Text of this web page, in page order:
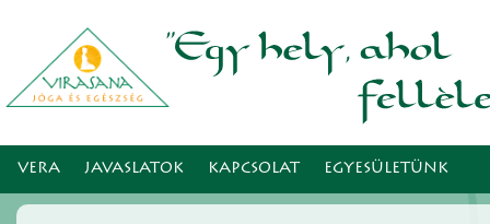
VERA JAVASLATOK KAPCSOLAT EGYESÜLETÜNK